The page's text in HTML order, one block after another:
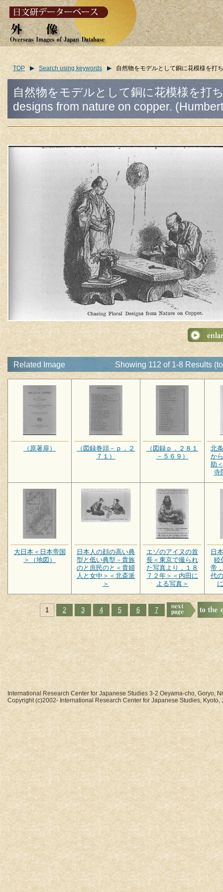
TOP Search using keywords 自然物をモデルとして銅に花模様を打
自然物をモデルとして銅に花模様を打
designs from nature on copper.
Related Image Showing 112 of 1-8 Results
（原著扉）
（図録巻頭－ｐ．２
７１）
（図録ｐ．２８１
－５６９）
北
か
助
寺
大日本＜日本帝国
＞（地図）
日本人の顔の高い典
型と低い典型－貴族
のと庶民のと＜貴婦
人と女中＞＜北斎派
＞
エゾのアイヌの首
長＜東京で撮られ
た写真より，１８
７２年＞＜内田に
よる写真＞
日
睦
帝
代
1 2 3 4 5 6 7
International Research Center for Japanese Studies 3-2 Oeyama-cho, Goryo,
Copyright (c)2002- International Research Center for Japanese Studies, Kyoto,